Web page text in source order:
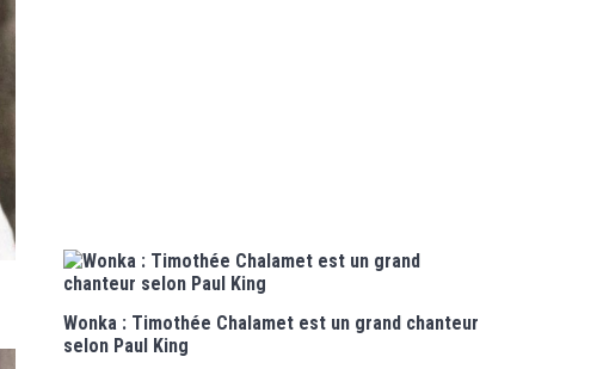
Wonka : Timothée Chalamet est un grand chanteur
selon Paul King